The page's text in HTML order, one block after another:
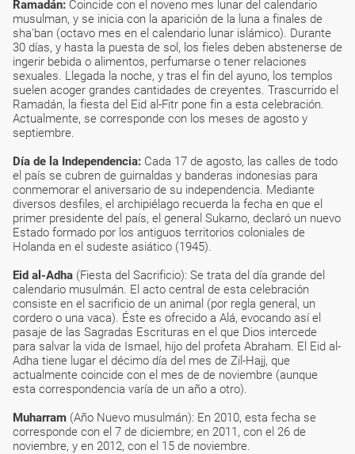
Ramadán: Coincide con el noveno mes lunar del calendario
musulman, y se inicia con la aparición de la luna a finales de
sha'ban (octavo mes en el calendario lunar islámico). Durante
30 días, y hasta la puesta de sol, los fieles deben abstenerse de
ingerir bebida o alimentos, perfumarse o tener relaciones
sexuales. Llegada la noche, y tras el fin del ayuno, los templos
suelen acoger grandes cantidades de creyentes. Trascurrido el
Ramadán, la fiesta del Eid al-Fitr pone fin a esta celebración.
Actualmente, se corresponde con los meses de agosto y
septiembre.
Día de la Independencia: Cada 17 de agosto, las calles de todo
el país se cubren de guirnaldas y banderas indonesias para
conmemorar el aniversario de su independencia. Mediante
diversos desfiles, el archipiélago recuerda la fecha en que el
primer presidente del país, el general Sukarno, declaró un nuevo
Estado formado por los antiguos territorios coloniales de
Holanda en el sudeste asiático (1945).
Eid al-Adha (Fiesta del Sacrificio): Se trata del día grande del
calendario musulmán. El acto central de esta celebración
consiste en el sacrificio de un animal (por regla general, un
cordero o una vaca). Éste es ofrecido a Alá, evocando así el
pasaje de las Sagradas Escrituras en el que Dios intercede
para salvar la vida de Ismael, hijo del profeta Abraham. El Eid al-
Adha tiene lugar el décimo día del mes de Zil-Hajj, que
actualmente coincide con el mes de de noviembre (aunque
esta correspondencia varía de un año a otro).
Muharram (Año Nuevo musulmán): En 2010, esta fecha se
corresponde con el 7 de diciembre; en 2011, con el 26 de
noviembre, y en 2012, con el 15 de noviembre.